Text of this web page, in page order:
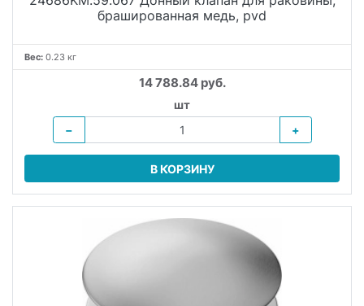
брашированная медь, pvd
Вес: 0.23 кг
14 788.84 руб.
шт
−
+
В КОРЗИНУ